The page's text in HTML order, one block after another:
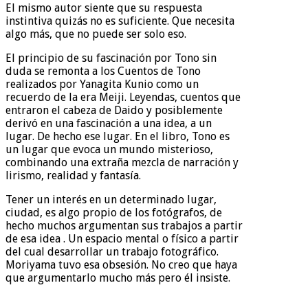
El mismo autor siente que su respuesta
instintiva quizás no es suficiente. Que necesita
algo más, que no puede ser solo eso.
El principio de su fascinación por Tono sin
duda se remonta a los Cuentos de Tono
realizados por Yanagita Kunio como un
recuerdo de la era Meiji. Leyendas, cuentos que
entraron el cabeza de Daido y posiblemente
derivó en una fascinación a una idea, a un
lugar. De hecho ese lugar. En el libro, Tono es
un lugar que evoca un mundo misterioso,
combinando una extraña mezcla de narración y
lirismo, realidad y fantasía.
Tener un interés en un determinado lugar,
ciudad, es algo propio de los fotógrafos, de
hecho muchos argumentan sus trabajos a partir
de esa idea . Un espacio mental o físico a partir
del cual desarrollar un trabajo fotográfico.
Moriyama tuvo esa obsesión. No creo que haya
que argumentarlo mucho más pero él insiste.